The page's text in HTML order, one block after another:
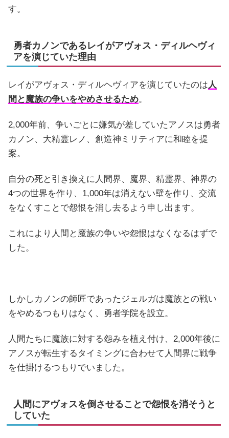
す。
勇者カノンであるレイがアヴォス・ディルヘヴィ
アを演じていた理由
レイがアヴォス・ディルヘヴィアを演じていたのは 人
間と魔族の争いをやめさせるため。
2,000年前、争いごとに嫌気が差していたアノスは勇者
カノン、大精霊レノ、創造神ミリティアに和睦を提
案。
自分の死と引き換えに人間界、魔界、精霊界、神界の
4つの世界を作り、1,000年は消えない壁を作り、交流
をなくすことで怨恨を消し去るよう申し出ます。
これにより人間と魔族の争いや怨恨はなくなるはずで
した。
しかしカノンの師匠であったジェルガは魔族との戦い
をやめるつもりはなく、勇者学院を設立。
人間たちに魔族に対する怨みを植え付け、2,000年後に
アノスが転生するタイミングに合わせて人間界に戦争
を仕掛けるつもりでいました。
人間にアヴォスを倒させることで怨恨を消そうと
していた